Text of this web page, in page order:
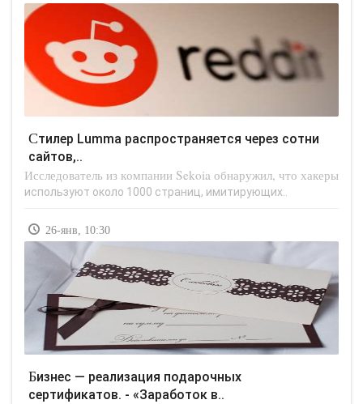
Стилер Lumma распространяется через сотни
сайтов,..
Исследователь из компании Sekoia обнаружил, что хакеры
используют около 1000 страниц, имитирующих..
26-янв, 10:30
Бизнес — реализация подарочных
сертификатов. - «Заработок в..